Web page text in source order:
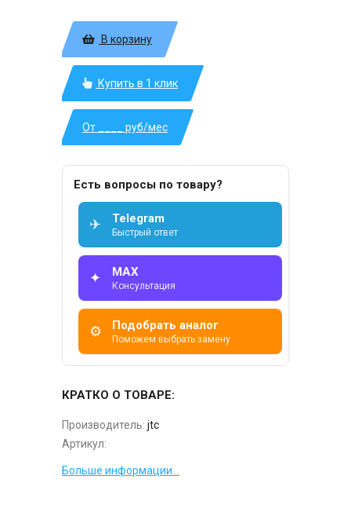
В корзину
Купить в 1 клик
От ____ руб/мес
Есть вопросы по товару?
✈ Telegram
Быстрый ответ
✦ MAX
Консультация
⚙ Подобрать аналог
Поможем выбрать замену
КРАТКО О ТОВАРЕ:
Производитель: jtc
Артикул:
Больше информации...